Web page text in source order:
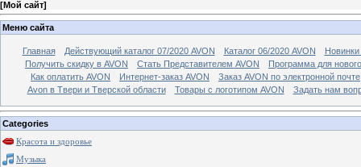
[Мой сайт]
Меню сайта
Главная Действующий каталог 07/2020 AVON Каталог 06/2020 AVON
Новинки
Получить скидку в AVON
Стать Представителем AVON
Программа для
Как оплатить AVON
Интернет-заказ AVON
Заказ AVON по электронной почте
Avon в Твери и Тверской области
Товары с логотипом AVON Задать нам
Categories
Красота и здоровье
Музыка